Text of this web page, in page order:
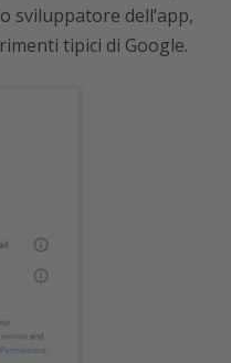
sviluppatore dell’app,
tipici di Google.